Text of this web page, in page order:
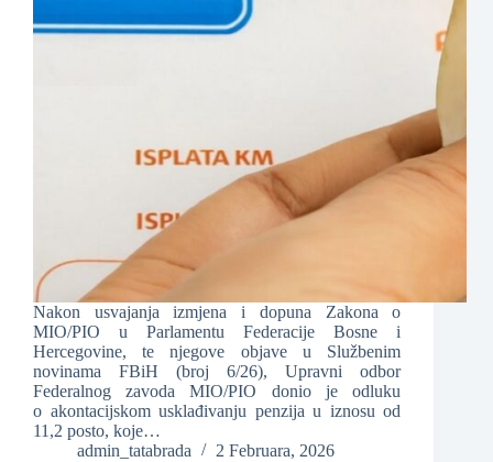
Nakon usvajanja izmjena i dopuna Zakona o
MIO/PIO u Parlamentu Federacije Bosne i
Hercegovine, te njegove objave u Službenim
novinama FBiH (broj 6/26), Upravni odbor
Federalnog zavoda MIO/PIO donio je odluku
o akontacijskom usklađivanju penzija u iznosu od
11,2 posto, koje…
admin_tatabrada
2 Februara, 2026